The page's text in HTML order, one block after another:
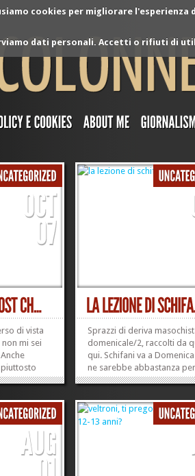
cookies per migliorare
dati personali. Accetti o rifiuti di
di vista
mi sei
di
e
con una
»»
Sprazzi di deriva
domenicale/2, raccolti da
qui. Schifani va a
ne sarebbe abbastanza
rabbrividire, ma il
più. Uno: Veltroni
clima. In qualità di